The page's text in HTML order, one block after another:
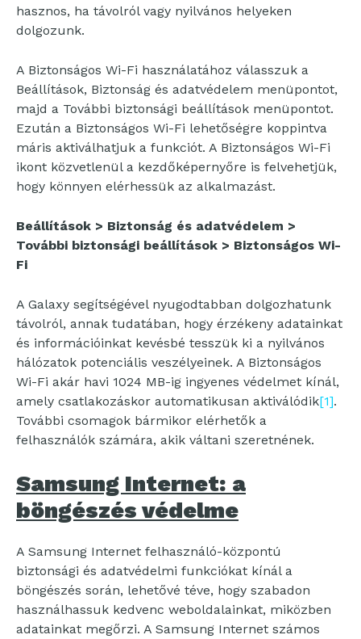
hasznos, ha távolról vagy nyilvános helyeken
dolgozunk.
A Biztonságos Wi-Fi használatához válasszuk a
Beállítások, Biztonság és adatvédelem menüpontot,
majd a További biztonsági beállítások menüpontot.
Ezután a Biztonságos Wi-Fi lehetőségre koppintva
máris aktiválhatjuk a funkciót. A Biztonságos Wi-Fi
ikont közvetlenül a kezdőképernyőre is felvehetjük,
hogy könnyen elérhessük az alkalmazást.
Beállítások > Biztonság és adatvédelem >
További biztonsági beállítások > Biztonságos Wi-
Fi
A Galaxy segítségével nyugodtabban dolgozhatunk
távolról, annak tudatában, hogy érzékeny adatainkat
és információinkat kevésbé tesszük ki a nyilvános
hálózatok potenciális veszélyeinek. A Biztonságos
Wi-Fi akár havi 1024 MB-ig ingyenes védelmet kínál,
amely csatlakozáskor automatikusan aktiválódik[1].
További csomagok bármikor elérhetők a
felhasználók számára, akik váltani szeretnének.
Samsung Internet: a
böngészés védelme
A Samsung Internet felhasználó-központú
biztonsági és adatvédelmi funkciókat kínál a
böngészés során, lehetővé téve, hogy szabadon
használhassuk kedvenc weboldalainkat, miközben
adatainkat megőrzi. A Samsung Internet számos